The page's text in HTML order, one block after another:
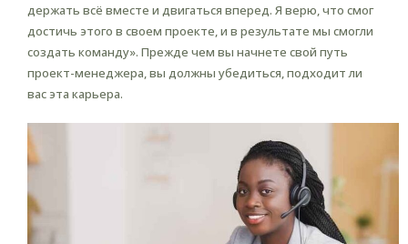
держать всё вместе и двигаться вперед. Я верю, что смог
достичь этого в своем проекте, и в результате мы смогли
создать команду». Прежде чем вы начнете свой путь
проект-менеджера, вы должны убедиться, подходит ли
вас эта карьера.